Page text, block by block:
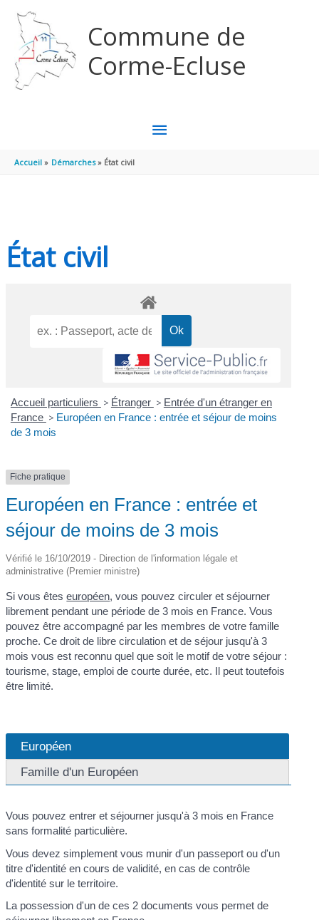
Commune de
Corme-Ecluse
MENU
Accueil Démarches État civil
État civil
Accueil particuliers > Étranger > Entrée d'un étranger en
France > Européen en France : entrée et séjour de moins
de 3 mois
Fiche pratique
Européen en France : entrée et
séjour de moins de 3 mois
Vérifié le 16/10/2019 - Direction de l'information légale et
administrative (Premier ministre)
Si vous êteseuropéen, vous pouvez circuler et séjourner
librement pendant une période de 3 mois en France. Vous
pouvez être accompagné par les membres de votre famille
proche. Ce droit de libre circulation et de séjour jusqu'à 3
mois vous est reconnu quel que soit le motif de votre séjour :
tourisme, stage, emploi de courte durée, etc. Il peut toutefois
être limité.
Européen
Famille d'un Européen
Vous pouvez entrer et séjourner jusqu'à 3 mois en France
sans formalité particulière.
Vous devez simplement vous munir d'un passeport ou d'un
titre d'identité en cours de validité, en cas de contrôle
d'identité sur le territoire.
La possession d'un de ces 2 documents vous permet de